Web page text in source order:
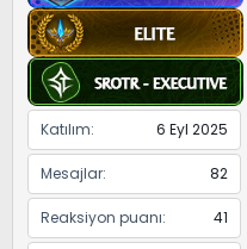
Katılım 6 Eyl 2025
Mesajlar 82
Reaksiyon puanı 41